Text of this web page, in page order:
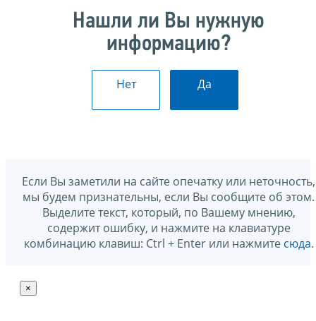
Нашли ли Вы нужную
информацию?
Нет Да
Если Вы заметили на сайте опечатку или неточность,
мы будем признательны, если Вы сообщите об этом.
Выделите текст, который, по Вашему мнению,
содержит ошибку, и нажмите на клавиатуре
комбинацию клавиш: Ctrl + Enter или нажмите сюда.
×